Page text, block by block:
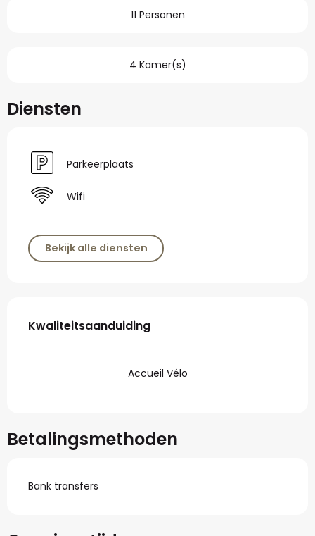
11 Personen
4 Kamer(s)
Diensten
Parkeerplaats
Wifi
Bekijk alle diensten
Dienstverlening
Kwaliteitsaanduiding
Kwaliteitsaanduiding
Accueil Vélo
Betalingsmethoden
Bank transfers